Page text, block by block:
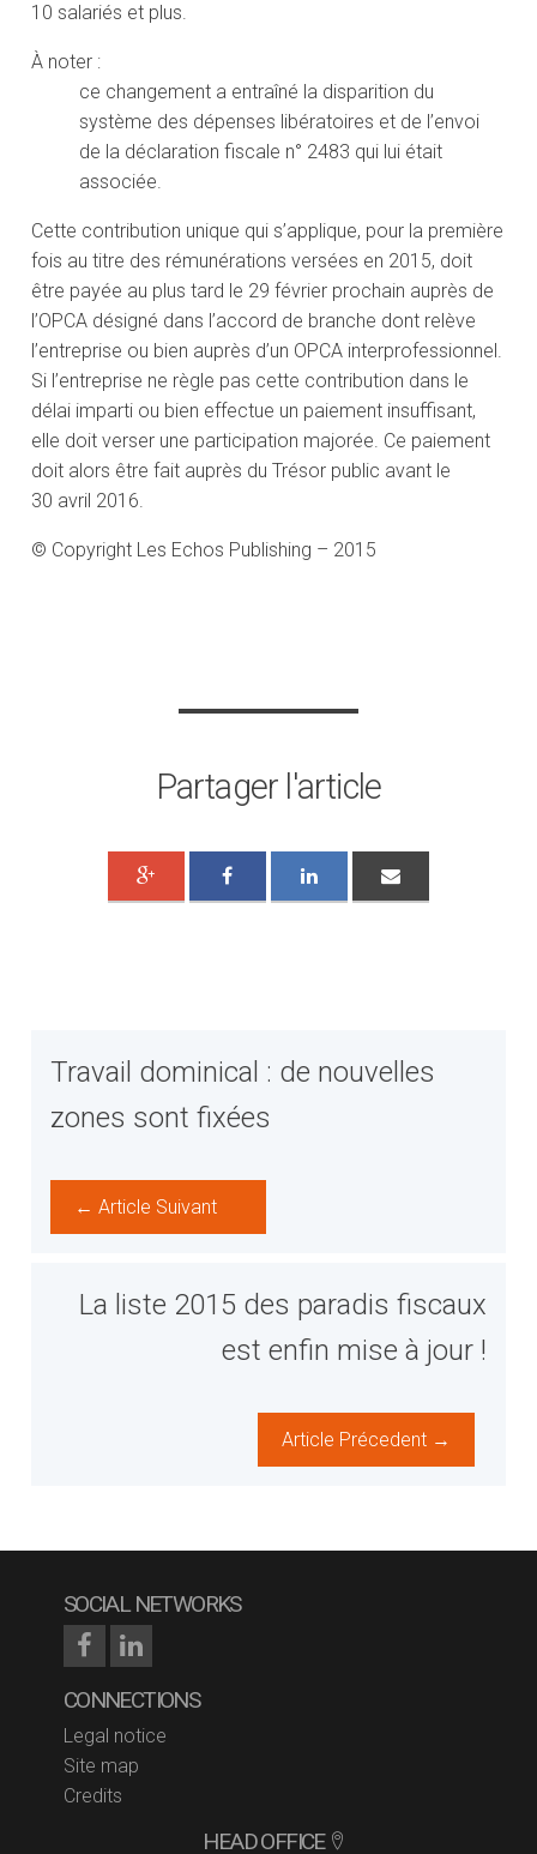
10 salariés et plus.
À noter :
ce changement a entraîné la disparition du
système des dépenses libératoires et de l’envoi
de la déclaration fiscale n° 2483 qui lui était
associée.
Cette contribution unique qui s’applique, pour la première
fois au titre des rémunérations versées en 2015, doit
être payée au plus tard le 29 février prochain auprès de
l’OPCA désigné dans l’accord de branche dont relève
l’entreprise ou bien auprès d’un OPCA interprofessionnel.
Si l’entreprise ne règle pas cette contribution dans le
délai imparti ou bien effectue un paiement insuffisant,
elle doit verser une participation majorée. Ce paiement
doit alors être fait auprès du Trésor public avant le
30 avril 2016.
© Copyright Les Echos Publishing – 2015
Partager l'article
Travail dominical : de nouvelles
zones sont fixées
← Article Suivant
La liste 2015 des paradis fiscaux
est enfin mise à jour !
Article Précedent →
SOCIAL NETWORKS
CONNECTIONS
Legal notice
Site map
Credits
HEAD OFFICE